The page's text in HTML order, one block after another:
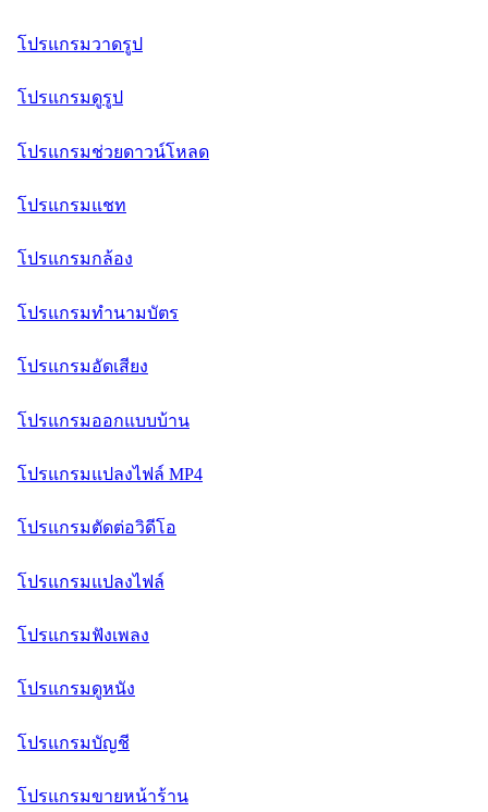
โปรแกรมวาดรูป
โปรแกรมดูรูป
โปรแกรมช่วยดาวน์โหลด
โปรแกรมแชท
โปรแกรมกล้อง
โปรแกรมทำนามบัตร
โปรแกรมอัดเสียง
โปรแกรมออกแบบบ้าน
โปรแกรมแปลงไฟล์ MP4
โปรแกรมตัดต่อวิดีโอ
โปรแกรมแปลงไฟล์
โปรแกรมฟังเพลง
โปรแกรมดูหนัง
โปรแกรมบัญชี
โปรแกรมขายหน้าร้าน